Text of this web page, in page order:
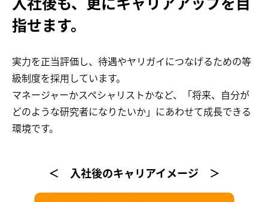
指せます。
実力を正当評価し、待遇やヤリガイにつなげるための等
級制度を採用しています。
マネージャーかスペシャリストかなど、「将来、自分が
どのような研究者になりたいか」にあわせて成長できる
環境です。
＜ 入社後のキャリアイメージ ＞